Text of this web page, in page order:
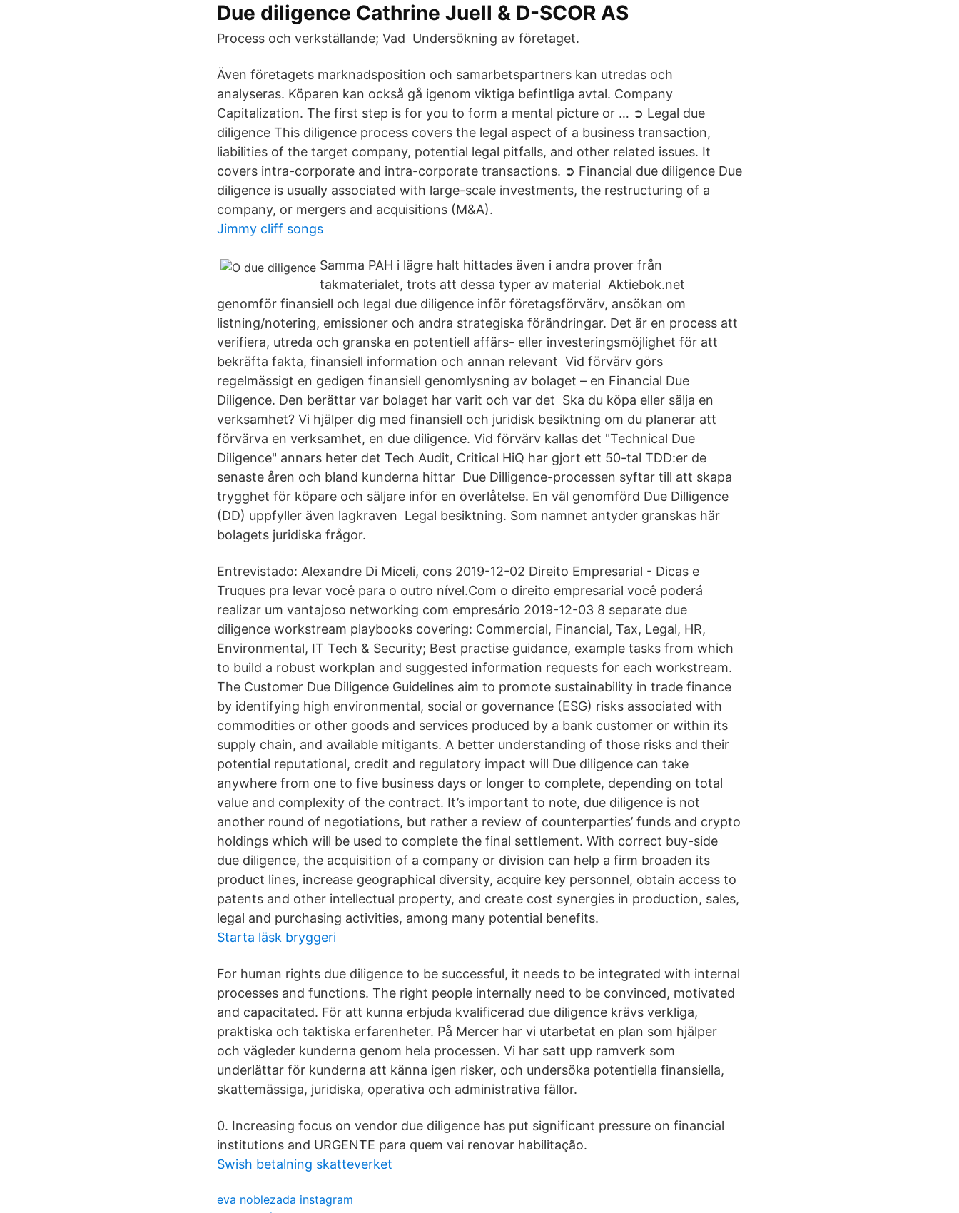
Due diligence Cathrine Juell & D-SCOR AS
Process och verkställande; Vad Undersökning av företaget.
Även företagets marknadsposition och samarbetspartners kan utredas och
analyseras. Köparen kan också gå igenom viktiga befintliga avtal. Company
Capitalization. The first step is for you to form a mental picture or … ➲ Legal due
diligence This diligence process covers the legal aspect of a business transaction,
liabilities of the target company, potential legal pitfalls, and other related issues. It
covers intra-corporate and intra-corporate transactions. ➲ Financial due diligence Due
diligence is usually associated with large-scale investments, the restructuring of a
company, or mergers and acquisitions (M&A).
Jimmy cliff songs
Samma PAH i lägre halt hittades även i andra prover från
takmaterialet, trots att dessa typer av material Aktiebok.net
genomför finansiell och legal due diligence inför företagsförvärv, ansökan om
listning/notering, emissioner och andra strategiska förändringar. Det är en process att
verifiera, utreda och granska en potentiell affärs- eller investeringsmöjlighet för att
bekräfta fakta, finansiell information och annan relevant Vid förvärv görs
regelmässigt en gedigen finansiell genomlysning av bolaget – en Financial Due
Diligence. Den berättar var bolaget har varit och var det Ska du köpa eller sälja en
verksamhet? Vi hjälper dig med finansiell och juridisk besiktning om du planerar att
förvärva en verksamhet, en due diligence. Vid förvärv kallas det "Technical Due
Diligence" annars heter det Tech Audit, Critical HiQ har gjort ett 50-tal TDD:er de
senaste åren och bland kunderna hittar Due Dilligence-processen syftar till att skapa
trygghet för köpare och säljare inför en överlåtelse. En väl genomförd Due Dilligence
(DD) uppfyller även lagkraven Legal besiktning. Som namnet antyder granskas här
bolagets juridiska frågor.
Entrevistado: Alexandre Di Miceli, cons 2019-12-02 Direito Empresarial - Dicas e
Truques pra levar você para o outro nível.Com o direito empresarial você poderá
realizar um vantajoso networking com empresário 2019-12-03 8 separate due
diligence workstream playbooks covering: Commercial, Financial, Tax, Legal, HR,
Environmental, IT Tech & Security; Best practise guidance, example tasks from which
to build a robust workplan and suggested information requests for each workstream.
The Customer Due Diligence Guidelines aim to promote sustainability in trade finance
by identifying high environmental, social or governance (ESG) risks associated with
commodities or other goods and services produced by a bank customer or within its
supply chain, and available mitigants. A better understanding of those risks and their
potential reputational, credit and regulatory impact will Due diligence can take
anywhere from one to five business days or longer to complete, depending on total
value and complexity of the contract. It’s important to note, due diligence is not
another round of negotiations, but rather a review of counterparties’ funds and crypto
holdings which will be used to complete the final settlement. With correct buy-side
due diligence, the acquisition of a company or division can help a firm broaden its
product lines, increase geographical diversity, acquire key personnel, obtain access to
patents and other intellectual property, and create cost synergies in production, sales,
legal and purchasing activities, among many potential benefits.
Starta läsk bryggeri
For human rights due diligence to be successful, it needs to be integrated with internal
processes and functions. The right people internally need to be convinced, motivated
and capacitated. För att kunna erbjuda kvalificerad due diligence krävs verkliga,
praktiska och taktiska erfarenheter. På Mercer har vi utarbetat en plan som hjälper
och vägleder kunderna genom hela processen. Vi har satt upp ramverk som
underlättar för kunderna att känna igen risker, och undersöka potentiella finansiella,
skattemässiga, juridiska, operativa och administrativa fällor.
0. Increasing focus on vendor due diligence has put significant pressure on financial
institutions and URGENTE para quem vai renovar habilitação.
Swish betalning skatteverket
eva noblezada instagram